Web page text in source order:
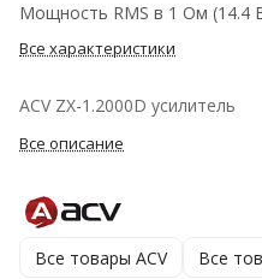
Мощность RMS в 1 Ом (14.4
Все характеристики
ACV ZX-1.2000D усилитель
Все описание
Все товары ACV Все